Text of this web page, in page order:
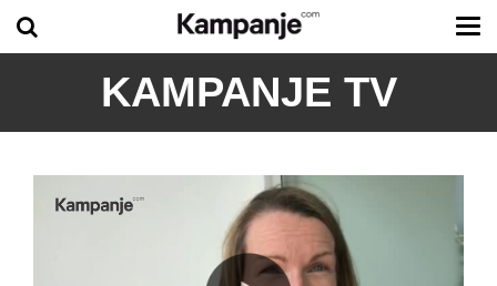
KAMPANJE TV